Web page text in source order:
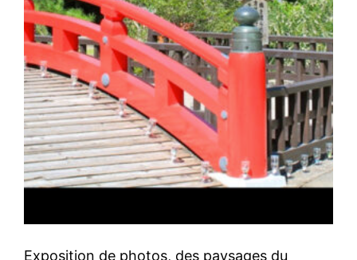
Exposition de photos, des paysages du